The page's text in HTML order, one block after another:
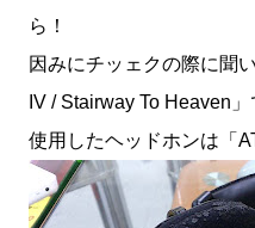
ら！
因みにチッェクの際に聞
IV / Stairway To Heaven」
使用したヘッドホンは「